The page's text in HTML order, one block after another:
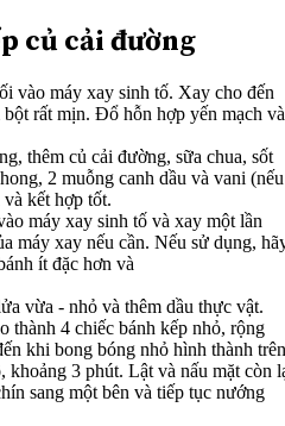
củ cải đường
vào máy xay sinh tố. Xay cho đến
rất mịn. Đổ hỗn hợp yến mạch
thêm củ cải đường, sữa chua, sốt
2 muỗng canh dầu và vani (nếu
kết hợp tốt.
máy xay sinh tố và xay một lần
máy xay nếu cần. Nếu sử dụng,
ít đặc hơn và
vừa - nhỏ và thêm dầu thực vật.
thành 4 chiếc bánh kếp nhỏ, rộng
khi bong bóng nhỏ hình thành trên
khoảng 3 phút. Lật và nấu mặt còn
sang một bên và tiếp tục nướng